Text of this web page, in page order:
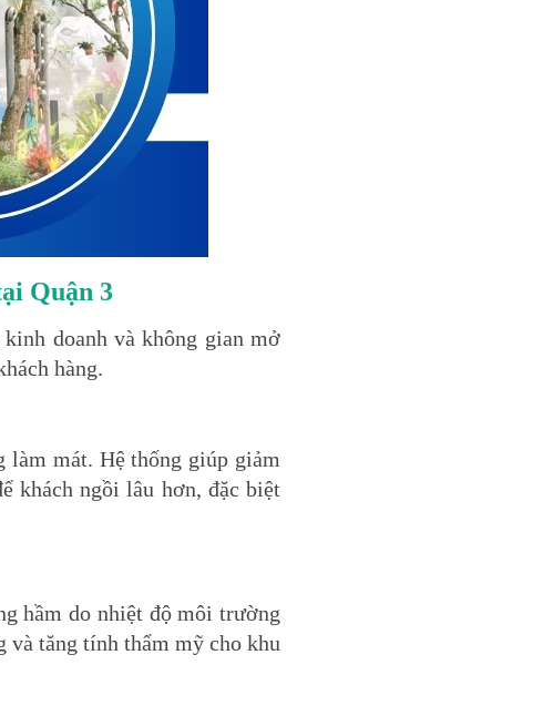
Quận 3
doanh và không gian mở
hàng.
làm mát. Hệ thống giúp giảm
khách ngồi lâu hơn, đặc biệt
hầm do nhiệt độ môi trường
và tăng tính thẩm mỹ cho khu